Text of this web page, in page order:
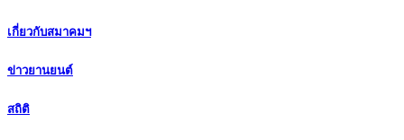
เกี่ยวกับสมาคมฯ
ข่าวยานยนต์
สถิติ